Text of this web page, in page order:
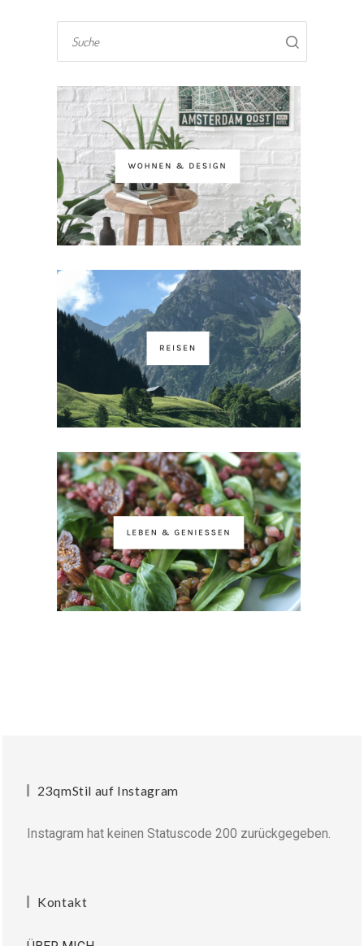
23qmStil auf Instagram
Instagram hat keinen Statuscode 200 zurückgegeben.
Kontakt